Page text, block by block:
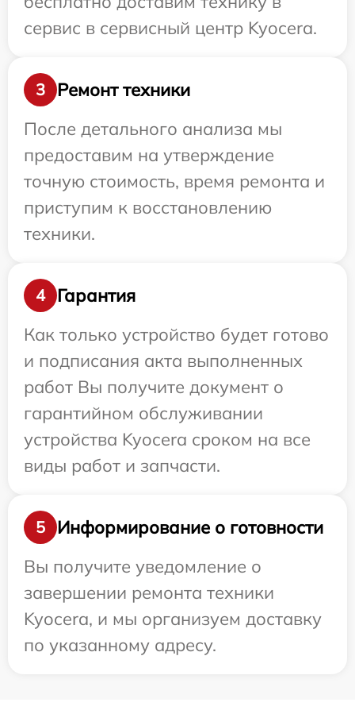
сервис в сервисный центр Kyocera.
3
Ремонт техники
После детального анализа мы
предоставим на утверждение
точную стоимость, время ремонта и
приступим к восстановлению
техники.
4
Гарантия
Как только устройство будет готово
и подписания акта выполненных
работ Вы получите документ о
гарантийном обслуживании
устройства Kyocera сроком на все
виды работ и запчасти.
5
Информирование о готовности
Вы получите уведомление о
завершении ремонта техники
Kyocera, и мы организуем доставку
по указанному адресу.